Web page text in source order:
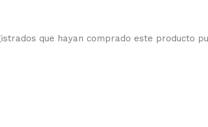
que hayan comprado este producto